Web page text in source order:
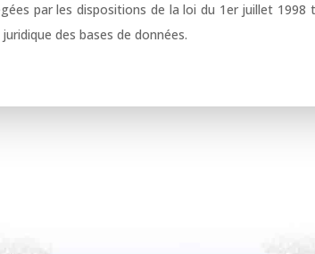
par les dispositions de la loi du 1er juillet 1998
des bases de données.